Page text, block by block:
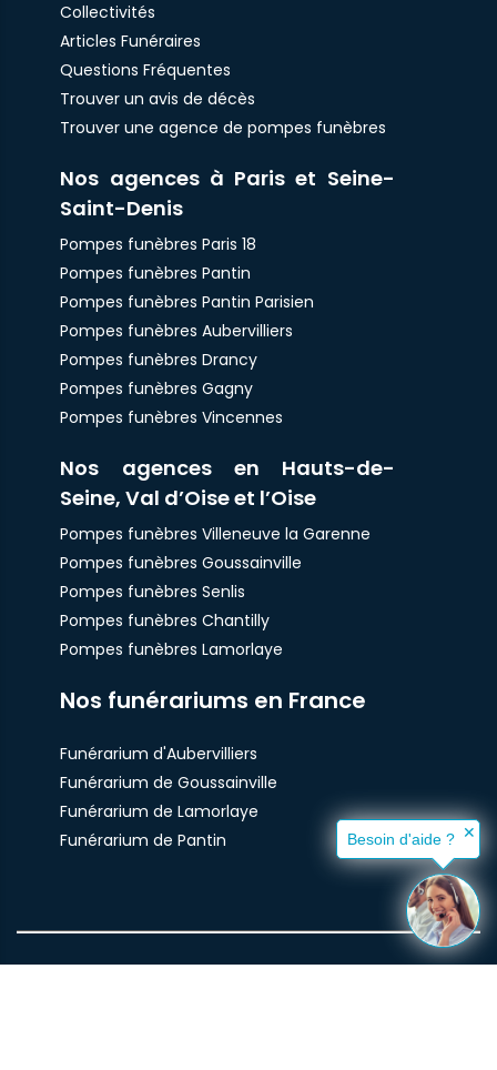
Collectivités
Articles Funéraires
Questions Fréquentes
Trouver un avis de décès
Trouver une agence de pompes funèbres
Nos agences à Paris et Seine-
Saint-Denis
Pompes funèbres Paris 18
Pompes funèbres Pantin
Pompes funèbres Pantin Parisien
Pompes funèbres Aubervilliers
Pompes funèbres Drancy
Pompes funèbres Gagny
Pompes funèbres Vincennes
Nos agences en Hauts-de-
Seine, Val d’Oise et l’Oise
Pompes funèbres Villeneuve la Garenne
Pompes funèbres Goussainville
Pompes funèbres Senlis
Pompes funèbres Chantilly
Pompes funèbres Lamorlaye
Nos funérariums en France
Funérarium d'Aubervilliers
Funérarium de Goussainville
Funérarium de Lamorlaye
Funérarium de Pantin
Besoin d'aide ? ✕